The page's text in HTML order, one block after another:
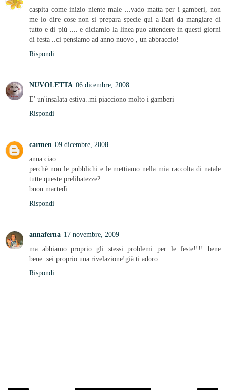
caspita come inizio niente male ...vado matta per i gamberi, non
me lo dire cose non si prepara specie qui a Bari da mangiare di
tutto e di più .... e diciamlo la linea puo attendere in questi giorni
di festa ..ci pensiamo ad anno nuovo , un abbraccio!
Rispondi
NUVOLETTA 06 dicembre, 2008
E' un'insalata estiva..mi piacciono molto i gamberi
Rispondi
carmen 09 dicembre, 2008
anna ciao
perchè non le pubblichi e le mettiamo nella mia raccolta di natale
tutte queste prelibatezze?
buon martedì
Rispondi
annaferna 17 novembre, 2009
ma abbiamo proprio gli stessi problemi per le feste!!!! bene
bene..sei proprio una rivelazione!già ti adoro
Rispondi